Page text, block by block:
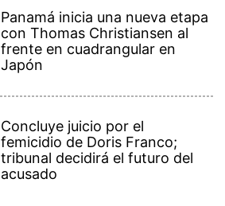
Panamá inicia una nueva etapa
con Thomas Christiansen al
frente en cuadrangular en
Japón
Concluye juicio por el
femicidio de Doris Franco;
tribunal decidirá el futuro del
acusado